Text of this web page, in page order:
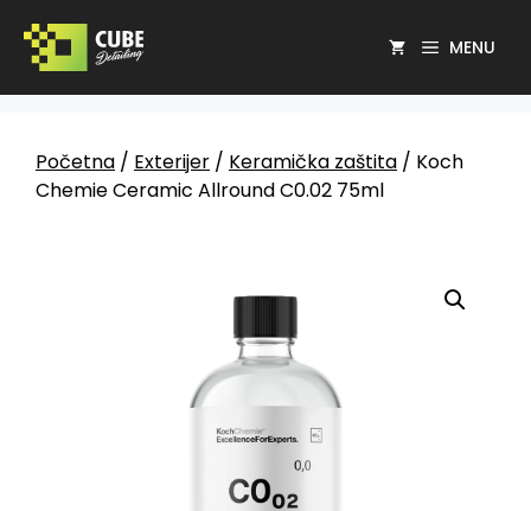
MENU
Početna / Exterijer / Keramička zaštita / Koch
Chemie Ceramic Allround C0.02 75ml